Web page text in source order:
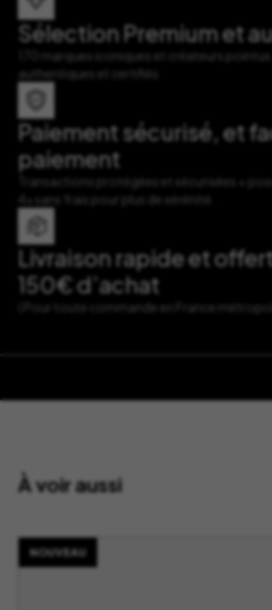
Sélection Premium et
170 marques iconiques et créateurs
authentiques et certifiés
Paiement sécurisé, et
paiement
Transactions protégées et sécurisées +
4x sans frais pour plus de sérénité.
Livraison rapide et
150€ d’achat
( Pour toute commande en France
À voir aussi
NOUVEAU